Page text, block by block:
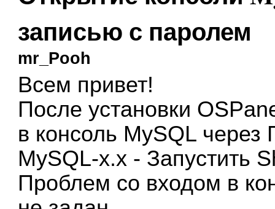
записью с паролем
mr_Pooh
Всем привет!
После установки
в консоль MySQL
MySQL-x.x - Запустить
Проблем со входом в